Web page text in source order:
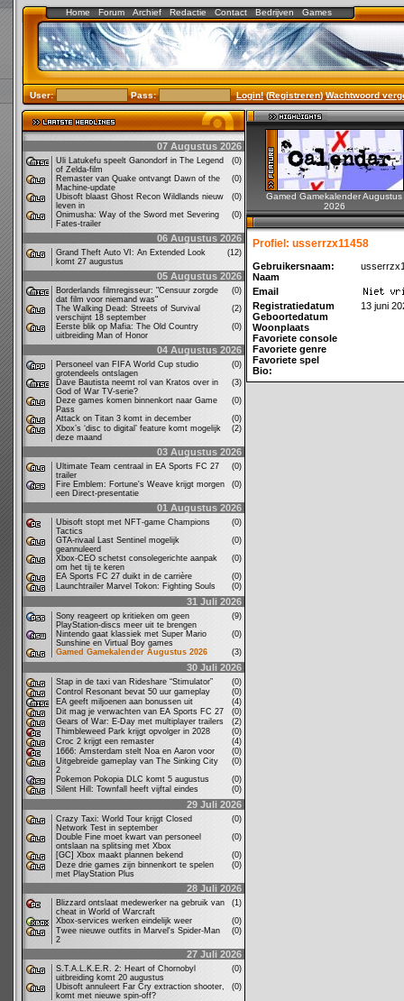
Home Forum Archief Redactie Contact Bedrijven Games
User: Pass: Login!(Registreren)Wachtwoord
07 Augustus 2026
Uli Latukefu speelt Ganondorf in The Legend
of Zelda-film
(0)
Remaster van Quake ontvangt Dawn of the
Machine-update
(0)
Ubisoft blaast Ghost Recon Wildlands nieuw
leven in
(0)
Onimusha: Way of the Sword met Severing
Fates-trailer
(0)
06 Augustus 2026
Grand Theft Auto VI: An Extended Look
komt 27 augustus
(12)
05 Augustus 2026
Borderlands filmregisseur: "Censuur zorgde
dat film voor niemand was"
(0)
The Walking Dead: Streets of Survival
verschijnt 18 september
(2)
Eerste blik op Mafia: The Old Country
uitbreiding Man of Honor
(0)
04 Augustus 2026
Personeel van FIFA World Cup studio
grotendeels ontslagen
(0)
Dave Bautista neemt rol van Kratos over in
God of War TV-serie?
(3)
Deze games komen binnenkort naar Game
Pass
(0)
Attack on Titan 3 komt in december
(0)
Xbox’s ‘disc to digital’ feature komt mogelijk
deze maand
(2)
03 Augustus 2026
Ultimate Team centraal in EA Sports FC 27
trailer
(0)
Fire Emblem: Fortune's Weave krijgt morgen
een Direct-presentatie
(0)
01 Augustus 2026
Ubisoft stopt met NFT-game Champions
Tactics
(0)
GTA-rivaal Last Sentinel mogelijk
geannuleerd
(0)
Xbox-CEO schetst consolegerichte aanpak
om het tij te keren
(0)
EA Sports FC 27 duikt in de carrière
(0)
Launchtrailer Marvel Tokon: Fighting Souls
(0)
31 Juli 2026
Sony reageert op kritieken om geen
PlayStation-discs meer uit te brengen
(9)
Nintendo gaat klassiek met Super Mario
Sunshine en Virtual Boy games
(0)
Gamed Gamekalender Augustus 2026
(3)
30 Juli 2026
Stap in de taxi van Rideshare “Stimulator”
(0)
Control Resonant bevat 50 uur gameplay
(0)
EA geeft miljoenen aan bonussen uit
(4)
Dit mag je verwachten van EA Sports FC 27
(0)
Gears of War: E-Day met multiplayer trailers
(2)
Thimbleweed Park krijgt opvolger in 2028
(0)
Croc 2 krijgt een remaster
(4)
1666: Amsterdam stelt Noa en Aaron voor
(0)
Uitgebreide gameplay van The Sinking City
2
(0)
Pokemon Pokopia DLC komt 5 augustus
(0)
Silent Hill: Townfall heeft vijftal eindes
(0)
29 Juli 2026
Crazy Taxi: World Tour krijgt Closed
Network Test in september
(0)
Double Fine moet kwart van personeel
ontslaan na splitsing met Xbox
(0)
[GC] Xbox maakt plannen bekend
(0)
Deze drie games zijn binnenkort te spelen
met PlayStation Plus
(0)
28 Juli 2026
Blizzard ontslaat medewerker na gebruik van
cheat in World of Warcraft
(1)
Xbox-services werken eindelijk weer
(0)
Twee nieuwe outfits in Marvel's Spider-Man
2
(0)
27 Juli 2026
S.T.A.L.K.E.R. 2: Heart of Chornobyl
uitbreiding komt 20 augustus
(0)
Ubisoft annuleert Far Cry extraction shooter,
komt met nieuwe spin-off?
(0)
Gamed Gamekalender Augustus
2026
Profiel: usserrzx11458
Gebruikersnaam:
Naam
Email
Registratiedatum
13 juni
Geboortedatum
Woonplaats
Favoriete console
Favoriete genre
Favoriete spel
Bio: